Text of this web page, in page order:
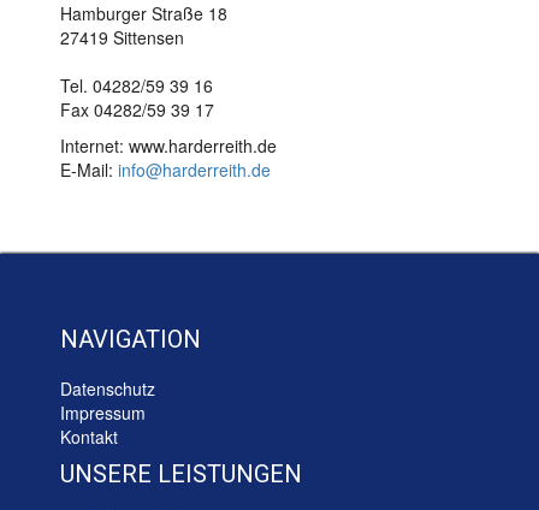
Hamburger Straße 18
27419 Sittensen
Tel. 04282/59 39 16
Fax 04282/59 39 17
Internet: www.harderreith.de
E-Mail: info@harderreith.de
NAVIGATION
Datenschutz
Impressum
Kontakt
UNSERE LEISTUNGEN